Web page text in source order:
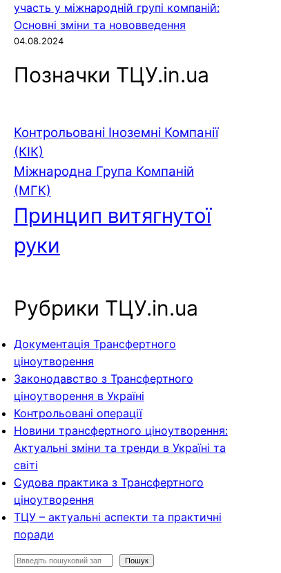
участь у міжнародній групі компаній:
Основні зміни та нововведення
04.08.2024
Позначки ТЦУ.in.ua
Контрольовані Іноземні Компанії
(КІК)
Міжнародна Група Компаній
(МГК)
Принцип витягнутої
руки
Рубрики ТЦУ.in.ua
Документація Трансфертного
ціноутворення
Законодавство з Трансфертного
ціноутворення в Україні
Контрольовані операції
Новини трансфертного ціноутворення:
Актуальні зміни та тренди в Україні та
світі
Судова практика з Трансфертного
ціноутворення
ТЦУ – актуальні аспекти та практичні
поради
П
Пошук